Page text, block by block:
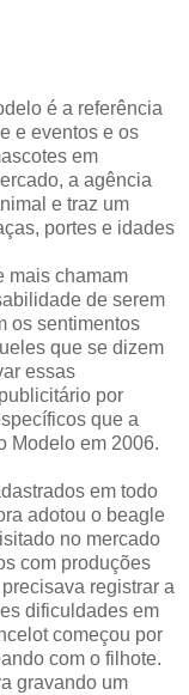
é a referência
e eventos e os
em
a agência
e traz um
portes e idades
mais chamam
de serem
os sentimentos
que se dizem
essas
por
que a
Modelo em 2006.
em todo
adotou o beagle
no mercado
com produções
registrar a
dificuldades em
começou por
com o filhote.
gravando um